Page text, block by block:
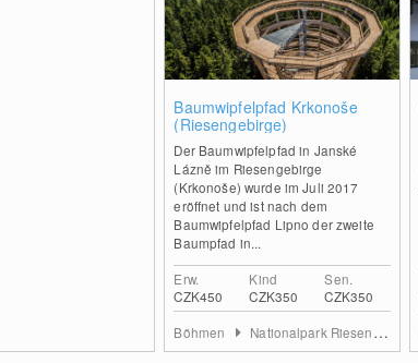
Baumwipfelpfad Krkonoše
(Riesengebirge)
Der Baumwipfelpfad in Janské
Lázně im Riesengebirge
(Krkonoše) wurde im Juli 2017
eröffnet und ist nach dem
Baumwipfelpfad Lipno der zweite
Baumpfad in...
Erw.
CZK450
Kind
CZK350
Sen.
CZK350
Böhmen Nationalpark Riesengebirge